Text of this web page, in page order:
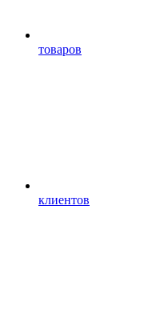
товаров
клиентов